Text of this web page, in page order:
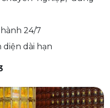
24/7
diện dài hạn